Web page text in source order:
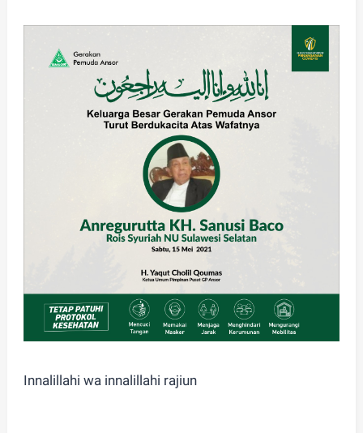
Innalillahi wa innalillahi rajiun